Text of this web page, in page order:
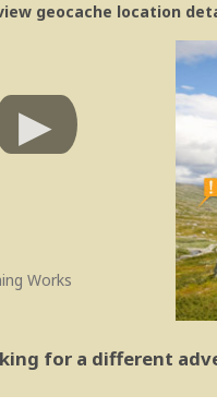
geocache location
Works
for a different